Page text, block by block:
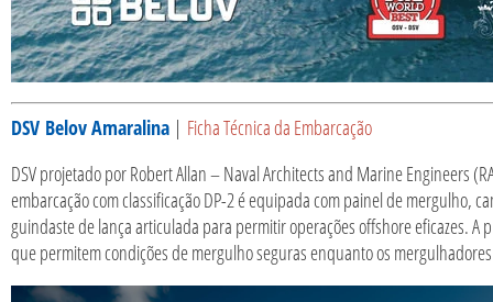
DSV Belov Amaralina | Ficha Técnica da Embarcação
DSV projetado por Robert Allan – Naval Architects and Marine Engineers
embarcação com classificação DP-2 é equipada com painel de mergulho,
guindaste de lança articulada para permitir operações offshore eficazes.
que permitem condições de mergulho seguras enquanto os